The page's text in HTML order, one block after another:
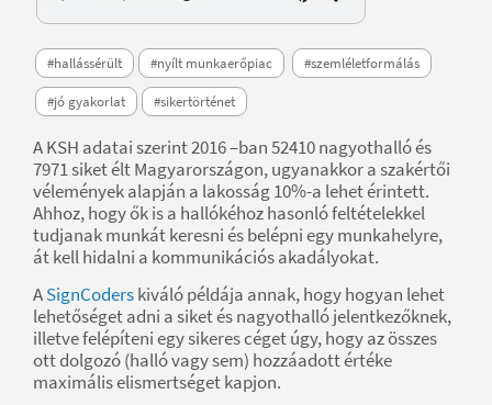
#hallássérült #nyílt munkaerőpiac #szemléletformálás
#jó gyakorlat #sikertörténet
A KSH adatai szerint 2016 –ban 52410 nagyothalló és
7971 siket élt Magyarországon, ugyanakkor a szakértői
vélemények alapján a lakosság 10%-a lehet érintett.
Ahhoz, hogy ők is a hallókéhoz hasonló feltételekkel
tudjanak munkát keresni és belépni egy munkahelyre,
át kell hidalni a kommunikációs akadályokat.
ASignCoderskiváló példája annak, hogy hogyan lehet
lehetőséget adni a siket és nagyothalló jelentkezőknek,
illetve felépíteni egy sikeres céget úgy, hogy az összes
ott dolgozó (halló vagy sem) hozzáadott értéke
maximális elismertséget kapjon.